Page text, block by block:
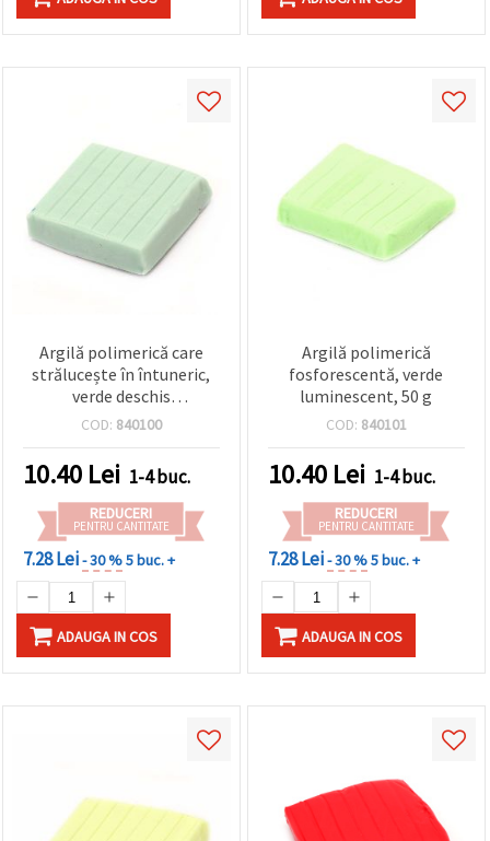
Argilă polimerică care
strălucește în întuneric,
verde deschis
luminescent, 50 g
COD: 840100
10.40 Lei 1-4 buc.
REDUCERI
PENTRU CANTITATE
7.28 Lei- 30 %5 buc. +
ADAUGA IN COS
Argilă polimerică
fosforescentă, verde
luminescent, 50 g
COD: 840101
10.40 Lei 1-4 buc.
REDUCERI
PENTRU CANTITATE
7.28 Lei- 30 %5 buc. +
ADAUGA IN COS